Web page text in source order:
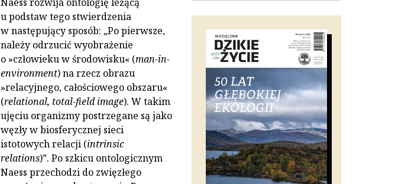
u podstaw tego stwierdzenia
w następujący sposób: „Po pierwsze,
należy odrzucić wyobrażenie
o »człowieku w środowisku« (man-in-
environment) na rzecz obrazu
»relacyjnego, całościowego obszaru«
(relational, total-field image). W takim
ujęciu organizmy postrzegane są jako
węzły w biosferycznej sieci
istotowych relacji (intrinsic
relations)”. Po szkicu ontologicznym
Naess przechodzi do zwięzłego